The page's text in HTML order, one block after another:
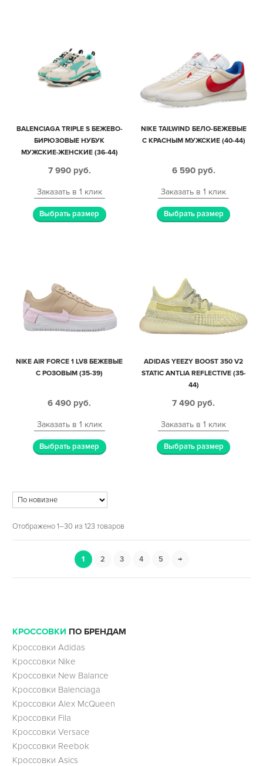
BALENCIAGA TRIPLE S БЕЖЕВО-
БИРЮЗОВЫЕ НУБУК
МУЖСКИЕ-ЖЕНСКИЕ (36-44)
7 990 руб.
Заказать в 1 клик
Выбрать размер
NIKE TAILWIND БЕЛО-БЕЖЕВЫЕ
С КРАСНЫМ МУЖСКИЕ (40-44)
6 590 руб.
Заказать в 1 клик
Выбрать размер
NIKE AIR FORCE 1 LV8 БЕЖЕВЫЕ
С РОЗОВЫМ (35-39)
6 490 руб.
Заказать в 1 клик
Выбрать размер
ADIDAS YEEZY BOOST 350 V2
STATIC ANTLIA REFLECTIVE (35-
44)
7 490 руб.
Заказать в 1 клик
Выбрать размер
Отображено 1–30 из 123 товаров
1 2 3 4 5 →
КРОССОВКИ ПО БРЕНДАМ
Кроссовки Adidas
Кроссовки Nike
Кроссовки New Balance
Кроссовки Balenciaga
Кроссовки Alex McQueen
Кроссовки Fila
Кроссовки Versace
Кроссовки Reebok
Кроссовки Asics